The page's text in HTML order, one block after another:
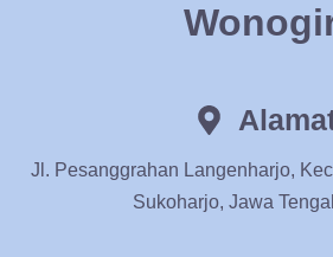
Jl. Pesanggrahan Langenharjo,
Sukoharjo, Jawa